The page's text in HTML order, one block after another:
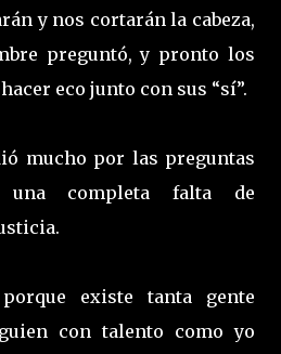
y nos cortarán la cabeza,
preguntó, y pronto los
eco junto con sus “sí”.
mucho por las preguntas
una completa falta de
existe tanta gente
con talento como yo